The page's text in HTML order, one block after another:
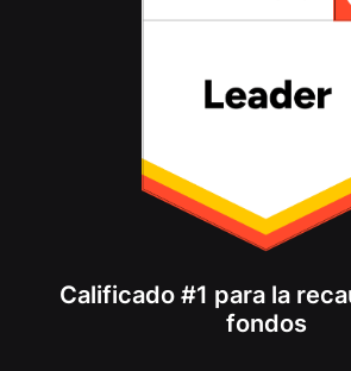
Calificado #1 para la
fondos